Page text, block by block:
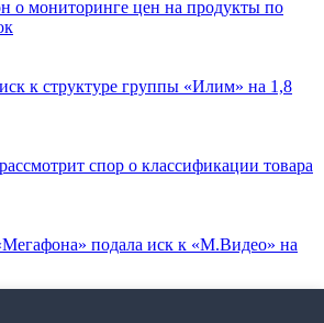
о мониторинге цен на продукты по
к структуре группы «Илим» на 1,8
спор о классификации товара
подала иск к «М.Видео» на